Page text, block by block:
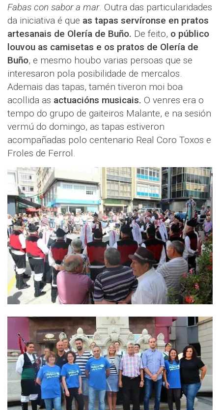
Fabas con sabor a mar. Outra das particularidades
da iniciativa é que as tapas servíronse en pratos
artesanais de Olería de Buño. De feito, o público
louvou as camisetas e os pratos de Olería de
Buño, e mesmo houbo varias persoas que se
interesaron pola posibilidade de mercalos.
Ademais das tapas, tamén tiveron moi boa
acollida as actuacións musicais. O venres era o
tempo do grupo de gaiteiros Malante, e na sesión
vermú do domingo, as tapas estiveron
acompañadas polo centenario Real Coro Toxos e
Froles de Ferrol.